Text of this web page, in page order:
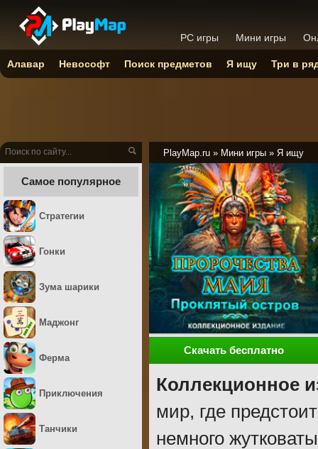
PlayMap.ru » Мини игры » Я ищу
Скачать бесплатно
Коллекционное
мир, где
немного
Самое популярное
Стратегии
Гонки
Зума шарики
Маджонг
Ферма
Приключения
Танчики
PC игры Мини игры
Алавар Невософт Поиск предметов Я ищу Три в